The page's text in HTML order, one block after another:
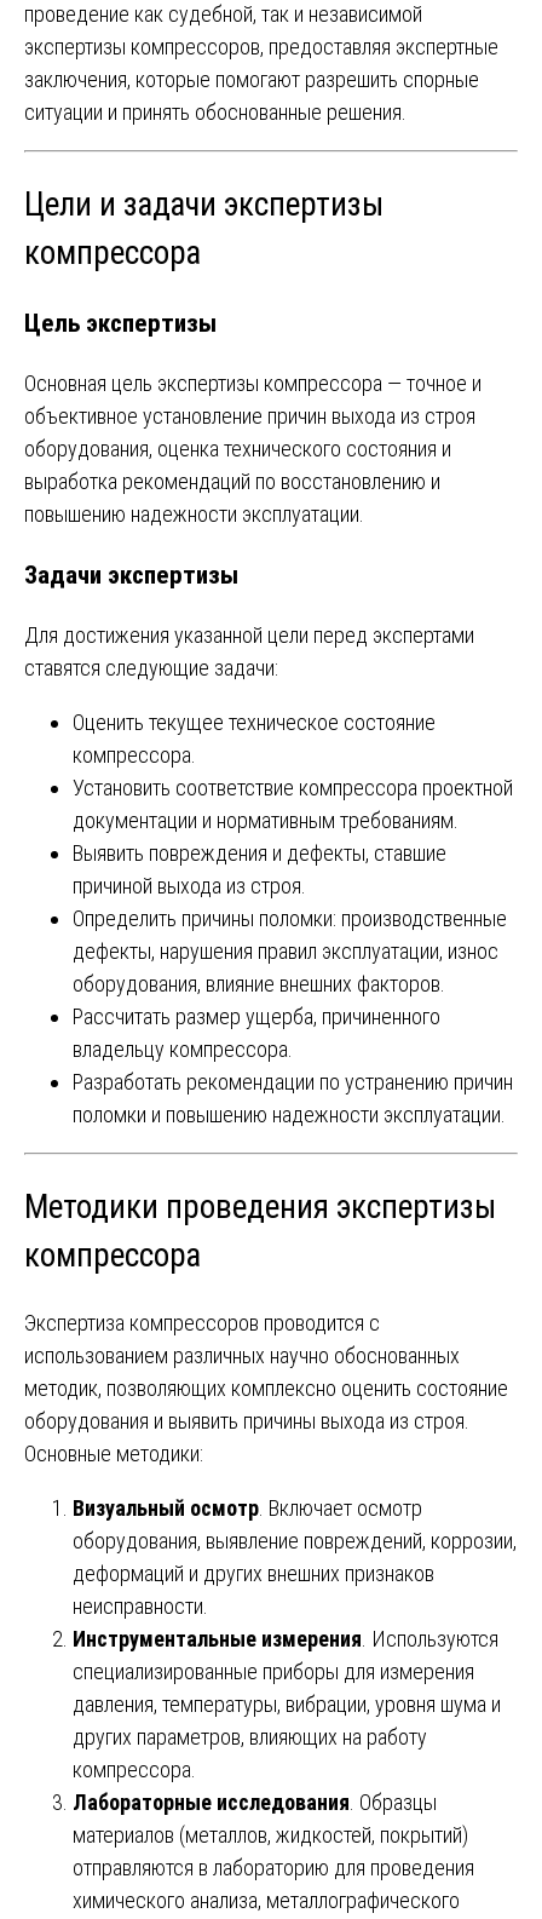
проведение как судебной, так и независимой
экспертизы компрессоров, предоставляя экспертные
заключения, которые помогают разрешить спорные
ситуации и принять обоснованные решения.
Цели и задачи экспертизы
компрессора
Цель экспертизы
Основная цель экспертизы компрессора — точное и
объективное установление причин выхода из строя
оборудования, оценка технического состояния и
выработка рекомендаций по восстановлению и
повышению надежности эксплуатации.
Задачи экспертизы
Для достижения указанной цели перед экспертами
ставятся следующие задачи:
Оценить текущее техническое состояние
компрессора.
Установить соответствие компрессора проектной
документации и нормативным требованиям.
Выявить повреждения и дефекты, ставшие
причиной выхода из строя.
Определить причины поломки: производственные
дефекты, нарушения правил эксплуатации, износ
оборудования, влияние внешних факторов.
Рассчитать размер ущерба, причиненного
владельцу компрессора.
Разработать рекомендации по устранению причин
поломки и повышению надежности эксплуатации.
Методики проведения экспертизы
компрессора
Экспертиза компрессоров проводится с
использованием различных научно обоснованных
методик, позволяющих комплексно оценить состояние
оборудования и выявить причины выхода из строя.
Основные методики:
Визуальный осмотр . Включает осмотр
оборудования, выявление повреждений, коррозии,
деформаций и других внешних признаков
неисправности.
Инструментальные измерения . Используются
специализированные приборы для измерения
давления, температуры, вибрации, уровня шума и
других параметров, влияющих на работу
компрессора.
Лабораторные исследования . Образцы
материалов (металлов, жидкостей, покрытий)
отправляются в лабораторию для проведения
химического анализа, металлографического